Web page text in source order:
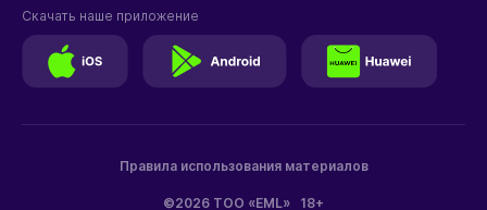
©2026 ТОО «EML» 18+
Правила использования материалов
Скачать наше приложение